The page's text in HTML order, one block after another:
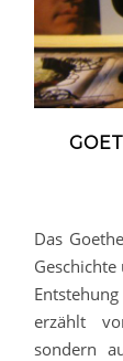
Das
erzählt
sondern